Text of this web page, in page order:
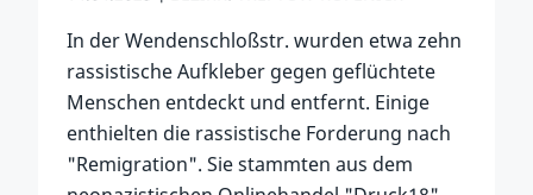
In der Wendenschloßstr. wurden etwa zehn
rassistische Aufkleber gegen geflüchtete
Menschen entdeckt und entfernt. Einige
enthielten die rassistische Forderung nach
"Remigration". Sie stammten aus dem